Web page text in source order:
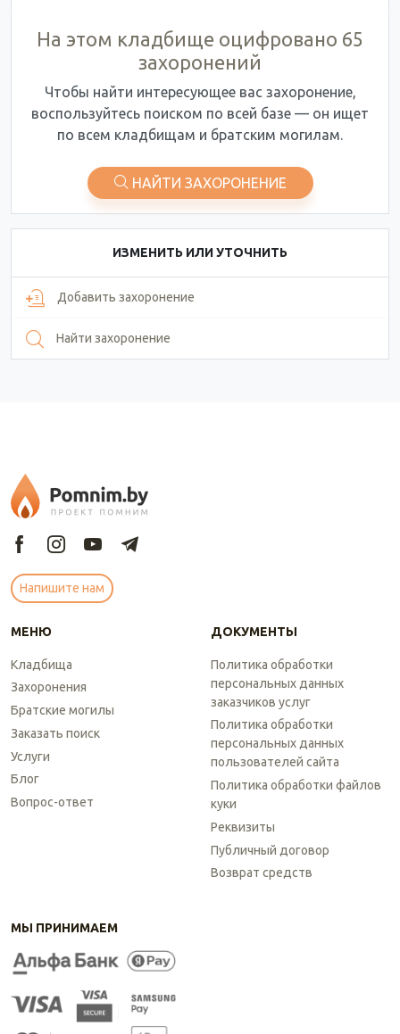
На этом кладбище оцифровано 65
захоронений
Чтобы найти интересующее вас захоронение,
воспользуйтесь поиском по всей базе — он ищет
по всем кладбищам и братским могилам.
НАЙТИ ЗАХОРОНЕНИЕ
ИЗМЕНИТЬ ИЛИ УТОЧНИТЬ
Добавить захоронение
Найти захоронение
Напишите нам
МЕНЮ
Кладбища
Захоронения
Братские могилы
Заказать поиск
Услуги
Блог
Вопрос-ответ
ДОКУМЕНТЫ
Политика обработки
персональных данных
заказчиков услуг
Политика обработки
персональных данных
пользователей сайта
Политика обработки файлов
куки
Реквизиты
Публичный договор
Возврат средств
МЫ ПРИНИМАЕМ